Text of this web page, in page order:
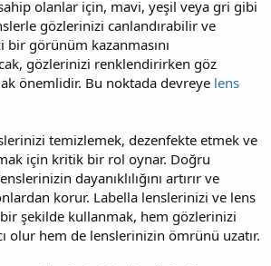
olanlar için, mavi, yeşil veya gri gibi
gözlerinizi canlandırabilir ve
görünüm kazanmasını
gözlerinizi renklendirirken göz
önemlidir. Bu noktada devreye lens
temizlemek, dezenfekte etmek ve
için kritik bir rol oynar. Doğru
dayanıklılığını artırır ve
korur. Labella lenslerinizi ve lens
şekilde kullanmak, hem gözlerinizi
olur hem de lenslerinizin ömrünü uzatır.